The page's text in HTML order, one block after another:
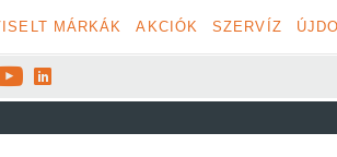
MÁRKÁK AKCIÓK SZERVÍZ
